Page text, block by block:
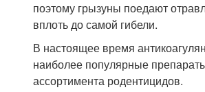
поэтому грызуны поедают
вплоть до самой гибели.
В настоящее время
наиболее популярные
ассортимента родентицидов.